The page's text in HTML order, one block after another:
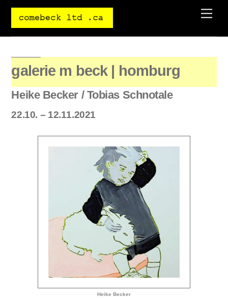
galerie m beck | homburg
Heike Becker / Tobias Schnotale
22.10. – 12.11.2021
Heike Becker